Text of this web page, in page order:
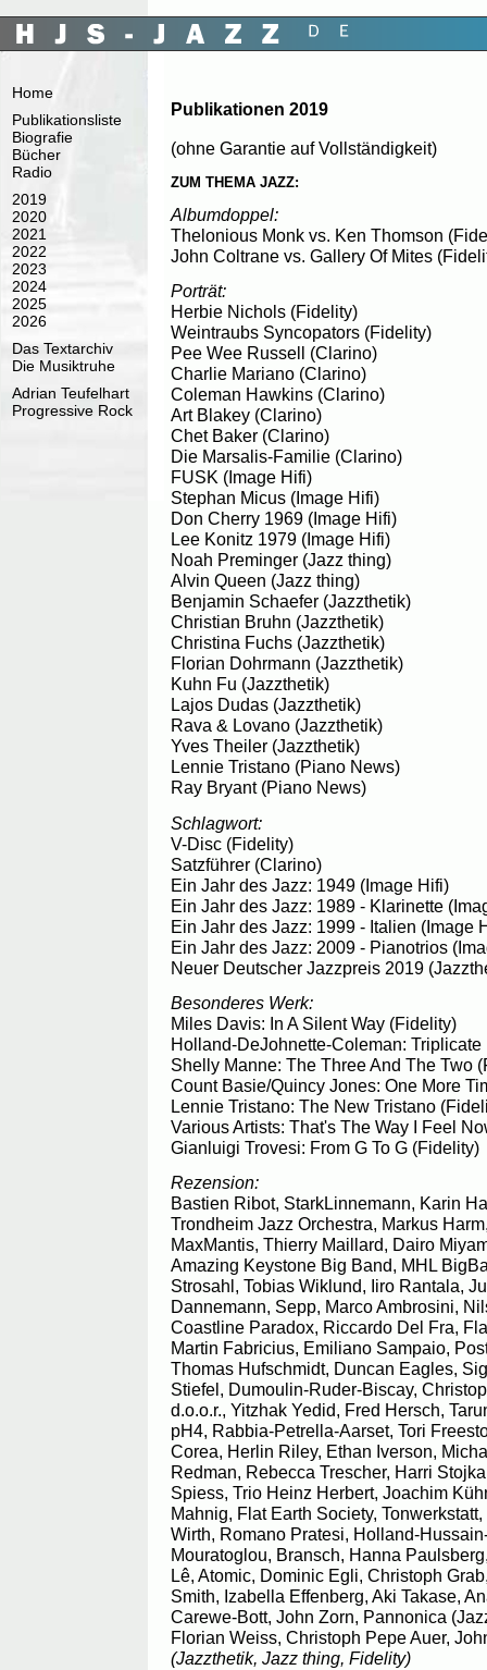
Home
Publikationsliste
Biografie
Bücher
Radio
2019
2020
2021
2022
2023
2024
2025
2026
Das Textarchiv
Die Musiktruhe
Adrian Teufelhart
Progressive Rock
Publikationen 2019
(ohne Garantie auf Vollständigkeit)
ZUM THEMA JAZZ:
Albumdoppel:
Thelonious Monk vs. Ken Thomson
John Coltrane vs. Gallery Of Mites
Porträt:
Herbie Nichols (Fidelity)
Weintraubs Syncopators (Fidelity)
Pee Wee Russell (Clarino)
Charlie Mariano (Clarino)
Coleman Hawkins (Clarino)
Art Blakey (Clarino)
Chet Baker (Clarino)
Die Marsalis-Familie (Clarino)
FUSK (Image Hifi)
Stephan Micus (Image Hifi)
Don Cherry 1969 (Image Hifi)
Lee Konitz 1979 (Image Hifi)
Noah Preminger (Jazz thing)
Alvin Queen (Jazz thing)
Benjamin Schaefer (Jazzthetik)
Christian Bruhn (Jazzthetik)
Christina Fuchs (Jazzthetik)
Florian Dohrmann (Jazzthetik)
Kuhn Fu (Jazzthetik)
Lajos Dudas (Jazzthetik)
Rava & Lovano (Jazzthetik)
Yves Theiler (Jazzthetik)
Lennie Tristano (Piano News)
Ray Bryant (Piano News)
Schlagwort:
V-Disc (Fidelity)
Satzführer (Clarino)
Ein Jahr des Jazz: 1949 (Image Hifi)
Ein Jahr des Jazz: 1989 - Klarinette
Ein Jahr des Jazz: 1999 - Italien (Image
Ein Jahr des Jazz: 2009 - Pianotrios
Neuer Deutscher Jazzpreis 2019
Besonderes Werk:
Miles Davis: In A Silent Way (Fidelity)
Holland-DeJohnette-Coleman: Triplicate
Shelly Manne: The Three And The Two
Count Basie/Quincy Jones: One More
Lennie Tristano: The New Tristano
Various Artists: That's The Way I Feel
Gianluigi Trovesi: From G To G (Fidelity)
Rezension:
Bastien Ribot, StarkLinnemann, Karin
Trondheim Jazz Orchestra, Markus
MaxMantis, Thierry Maillard, Dairo
Amazing Keystone Big Band, MHL
Strosahl, Tobias Wiklund, Iiro Rantala,
Dannemann, Sepp, Marco Ambrosini,
Coastline Paradox, Riccardo Del Fra,
Martin Fabricius, Emiliano Sampaio,
Thomas Hufschmidt, Duncan Eagles,
Stiefel, Dumoulin-Ruder-Biscay,
d.o.o.r., Yitzhak Yedid, Fred Hersch,
pH4, Rabbia-Petrella-Aarset, Tori
Corea, Herlin Riley, Ethan Iverson,
Redman, Rebecca Trescher, Harri
Spiess, Trio Heinz Herbert, Joachim
Mahnig, Flat Earth Society,
Wirth, Romano Pratesi, Holland-
Mouratoglou, Bransch, Hanna
Lê, Atomic, Dominic Egli, Christoph
Smith, Izabella Effenberg, Aki Takase,
Carewe-Bott, John Zorn, Pannonica
Florian Weiss, Christoph Pepe Auer,
(Jazzthetik, Jazz thing, Fidelity)